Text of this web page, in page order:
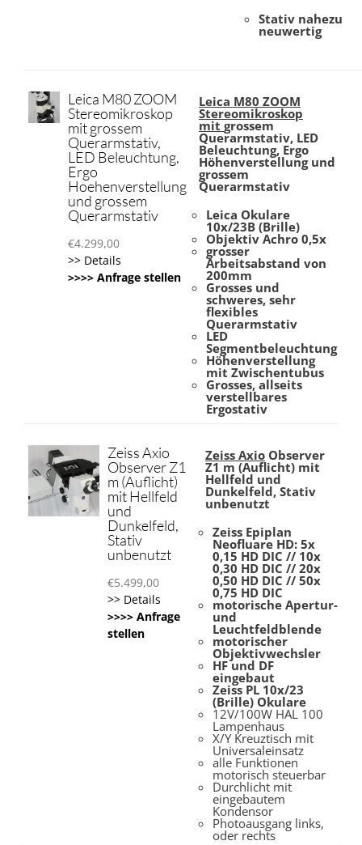
Stativ nahezu
neuwertig
Leica M80 ZOOM
Stereomikroskop
mit grossem
Querarmstativ,
LED Beleuchtung,
Ergo
Hoehenverstellung
und grossem
Querarmstativ
€4.299,00
>> Details
>>>> Anfrage stellen
Leica M80 ZOOM
Stereomikroskop
mit grossem
Querarmstativ, LED
Beleuchtung, Ergo
Höhenverstellung und
grossem
Querarmstativ
Leica Okulare
10x/23B (Brille)
Objektiv Achro 0,5x
grosser
Arbeitsabstand von
200mm
Grosses und
schweres, sehr
flexibles
Querarmstativ
LED
Segmentbeleuchtung
Höhenverstellung
mit Zwischentubus
Grosses, allseits
verstellbares
Ergostativ
Zeiss Axio
Observer Z1
m (Auflicht)
mit Hellfeld
und
Dunkelfeld,
Stativ
unbenutzt
€5.499,00
>> Details
>>>> Anfrage
stellen
Zeiss Axio Observer
Z1 m (Auflicht) mit
Hellfeld und
Dunkelfeld, Stativ
unbenutzt
Zeiss Epiplan
Neofluare HD: 5x
0,15 HD DIC // 10x
0,30 HD DIC // 20x
0,50 HD DIC // 50x
0,75 HD DIC
motorische Apertur-
und
Leuchtfeldblende
motorischer
Objektivwechsler
HF und DF
eingebaut
Zeiss PL 10x/23
(Brille) Okulare
12V/100W HAL 100
Lampenhaus
X/Y Kreuztisch mit
Universaleinsatz
alle Funktionen
motorisch steuerbar
Durchlicht mit
eingebautem
Kondensor
Photoausgang links,
oder rechts